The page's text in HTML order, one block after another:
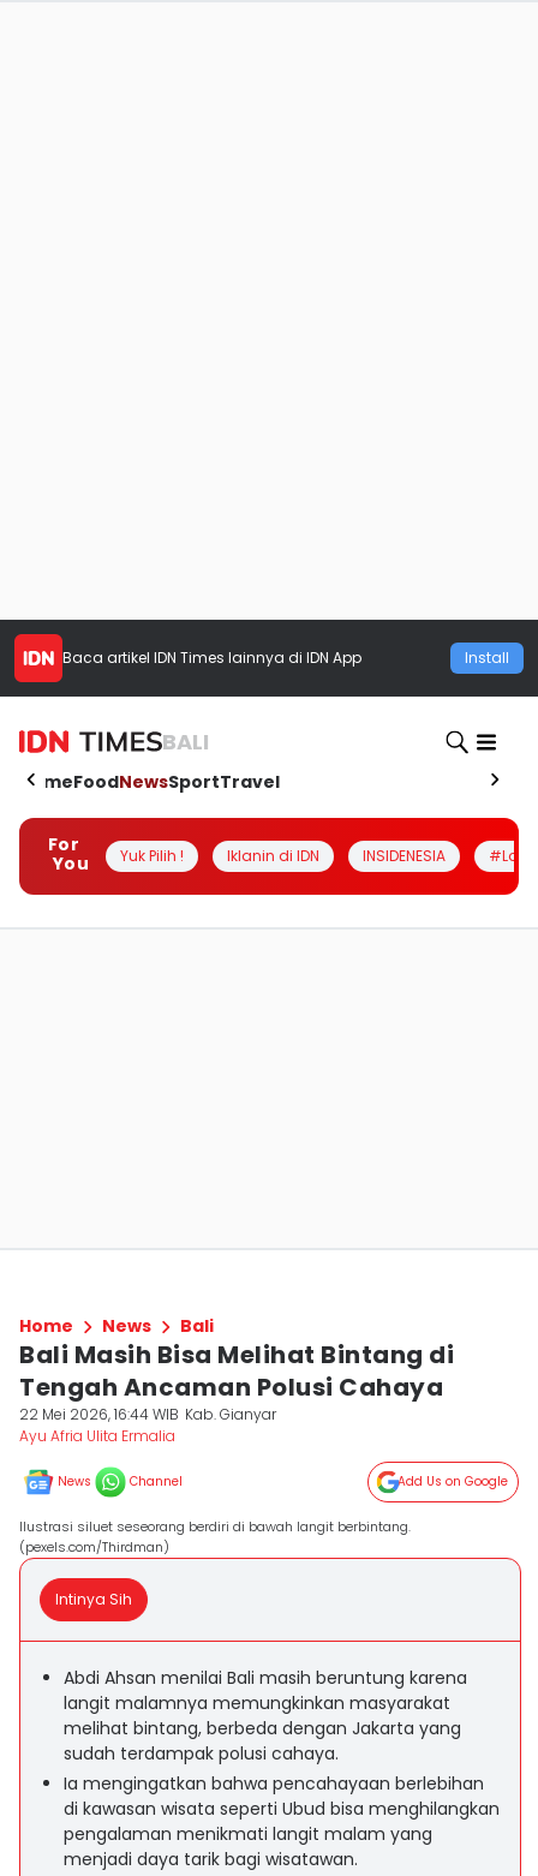
Baca artikel IDN Times lainnya di IDN App Install
BALI
HomeFoodNewsSportTravel
For
You
Yuk Pilih ! Iklanin di IDN INSIDENESIA
Home News Bali
Bali Masih Bisa Melihat Bintang di
Tengah Ancaman Polusi Cahaya
22 Mei 2026, 16:44 WIB Kab. Gianyar
Ayu Afria Ulita Ermalia
News Channel Add Us on Google
Ilustrasi siluet seseorang berdiri di bawah langit berbintang.
(pexels.com/Thirdman)
Intinya Sih
Abdi Ahsan menilai Bali masih beruntung karena
langit malamnya memungkinkan masyarakat
melihat bintang, berbeda dengan Jakarta yang
sudah terdampak polusi cahaya.
Ia mengingatkan bahwa pencahayaan berlebihan
di kawasan wisata seperti Ubud bisa menghilangkan
pengalaman menikmati langit malam yang
menjadi daya tarik bagi wisatawan.